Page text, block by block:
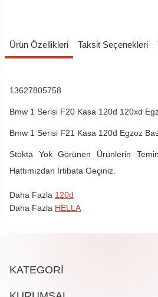
Ürün Özellikleri Taksit Seçenekleri
13627805758
Bmw 1 Serisi F20 Kasa 120d 120xd
Bmw 1 Serisi F21 Kasa 120d Egzoz
Stokta Yok Görünen Ürünlerin
Hattımızdan İrtibata Geçiniz.
Daha Fazla 120d
Daha Fazla HELLA
KATEGORİ